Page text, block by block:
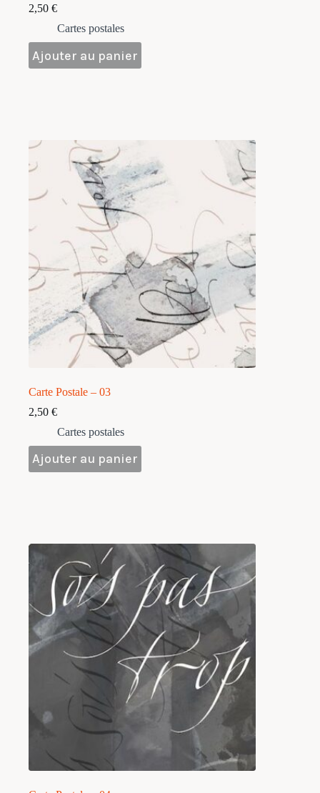
2,50 €
Cartes postales
Ajouter au panier
Carte Postale – 03
2,50 €
Cartes postales
Ajouter au panier